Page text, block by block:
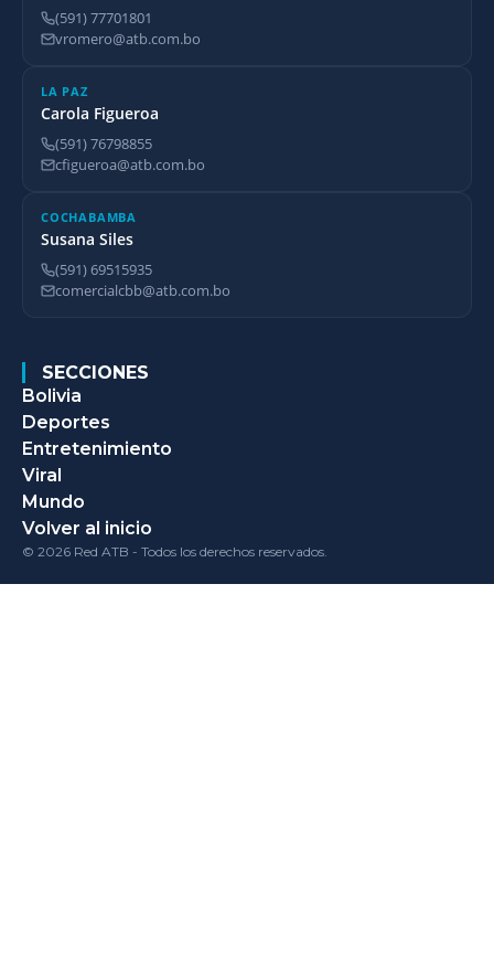
(591) 77701801
vromero@atb.com.bo
LA PAZ
Carola Figueroa
(591) 76798855
cfigueroa@atb.com.bo
COCHABAMBA
Susana Siles
(591) 69515935
comercialcbb@atb.com.bo
SECCIONES
Bolivia
Deportes
Entretenimiento
Viral
Mundo
Volver al inicio
© 2026 Red ATB - Todos los derechos reservados.